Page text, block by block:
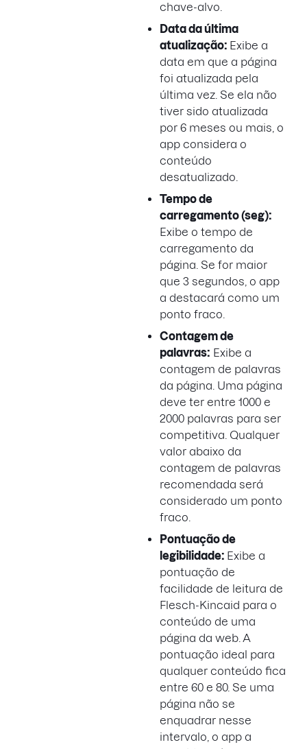
chave-alvo.
Data da última
atualização: Exibe a
data em que a página
foi atualizada pela
última vez. Se ela não
tiver sido atualizada
por 6 meses ou mais, o
app considera o
conteúdo
desatualizado.
Tempo de
carregamento (seg):
Exibe o tempo de
carregamento da
página. Se for maior
que 3 segundos, o app
a destacará como um
ponto fraco.
Contagem de
palavras: Exibe a
contagem de palavras
da página. Uma página
deve ter entre 1000 e
2000 palavras para ser
competitiva. Qualquer
valor abaixo da
contagem de palavras
recomendada será
considerado um ponto
fraco.
Pontuação de
legibilidade: Exibe a
pontuação de
facilidade de leitura de
Flesch-Kincaid para o
conteúdo de uma
página da web. A
pontuação ideal para
qualquer conteúdo fica
entre 60 e 80. Se uma
página não se
enquadrar nesse
intervalo, o app a